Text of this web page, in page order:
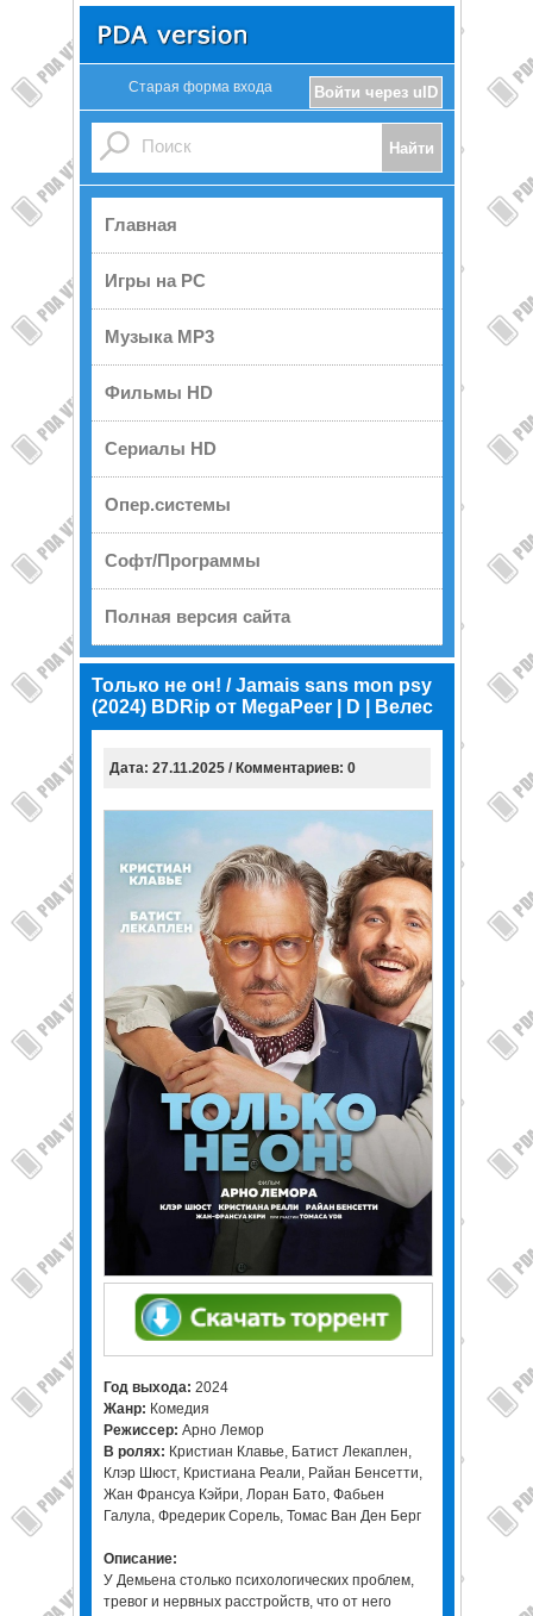
Войти через uID
Старая форма входа
Главная
Игры на PC
Музыка MP3
Фильмы HD
Сериалы HD
Опер.системы
Софт/Программы
Полная версия сайта
Только не он! / Jamais sans mon psy
(2024) BDRip от MegaPeer | D | Велес
Дата: 27.11.2025 / Комментариев: 0
Год выхода: 2024
Жанр: Комедия
Режиссер: Арно Лемор
В ролях: Кристиан Клавье, Батист Лекаплен,
Клэр Шюст, Кристиана Реали, Райан Бенсетти,
Жан Франсуа Кэйри, Лоран Бато, Фабьен
Галула, Фредерик Сорель, Томас Ван Ден Берг
Описание:
У Демьена столько психологических проблем,
тревог и нервных расстройств, что от него